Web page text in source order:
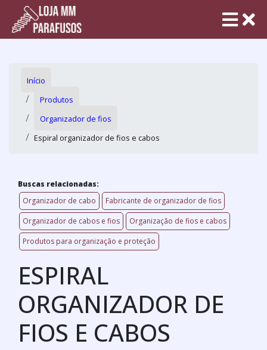
Início
Produtos
Organizador de fios
Espiral organizador de fios e cabos
Buscas relacionadas:
Organizador de cabo
Fabricante de organizador de fios
Organizador de cabos e fios
Organização de fios e cabos
Produtos para organização e proteção
ESPIRAL
ORGANIZADOR DE
FIOS E CABOS